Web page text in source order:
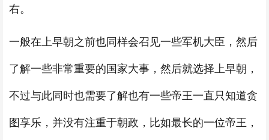
右。
一般在上早朝之前也同样会召见一些军机大臣，然后
了解一些非常重要的国家大事，然后就选择上早朝，
不过与此同时也需要了解也有一些帝王一直只知道贪
图享乐，并没有注重于朝政，比如最长的一位帝王，